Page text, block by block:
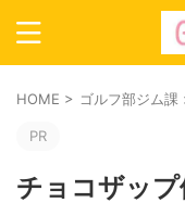
HOME > ゴルフ部ジム課
PR
チョコザップ